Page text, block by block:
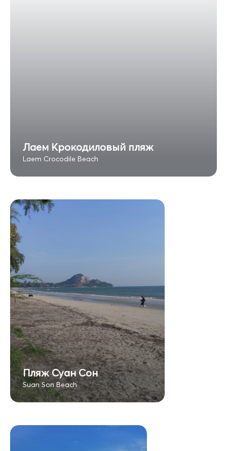
Лаем Крокодиловый пляж
Laem Crocodile Beach
Пляж Суан Сон
Suan Son Beach